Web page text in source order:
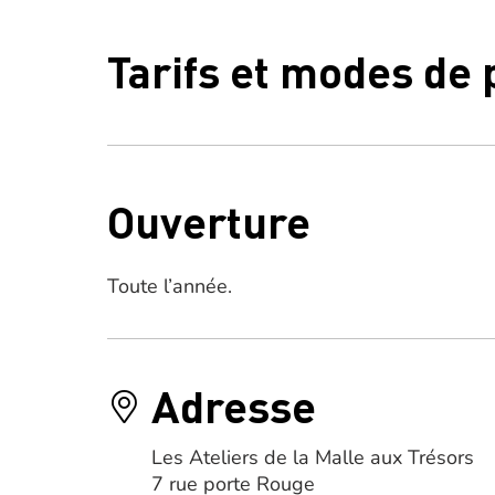
Tarifs et modes de
Ouverture
Toute l’année.
Adresse
Les Ateliers de la Malle aux Trésors
7 rue porte Rouge